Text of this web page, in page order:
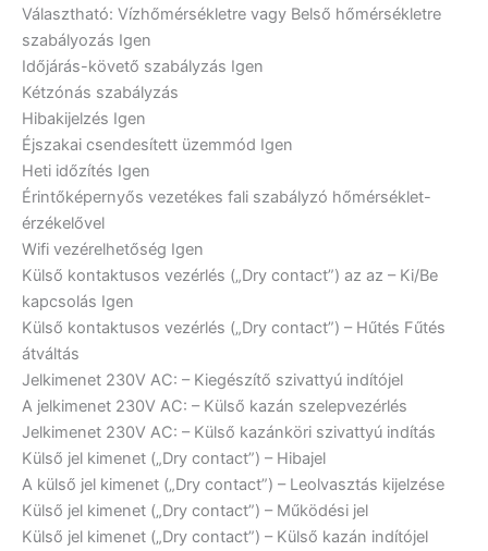
Választható: Vízhőmérsékletre vagy Belső hőmérsékletre
szabályozás Igen
Időjárás-követő szabályzás Igen
Kétzónás szabályzás
Hibakijelzés Igen
Éjszakai csendesített üzemmód Igen
Heti időzítés Igen
Érintőképernyős vezetékes fali szabályzó hőmérséklet-
érzékelővel
Wifi vezérelhetőség Igen
Külső kontaktusos vezérlés („Dry contact”) az az – Ki/Be
kapcsolás Igen
Külső kontaktusos vezérlés („Dry contact”) – Hűtés Fűtés
átváltás
Jelkimenet 230V AC: – Kiegészítő szivattyú indítójel
A jelkimenet 230V AC: – Külső kazán szelepvezérlés
Jelkimenet 230V AC: – Külső kazánköri szivattyú indítás
Külső jel kimenet („Dry contact”) – Hibajel
A külső jel kimenet („Dry contact”) – Leolvasztás kijelzése
Külső jel kimenet („Dry contact”) – Működési jel
Külső jel kimenet („Dry contact”) – Külső kazán indítójel